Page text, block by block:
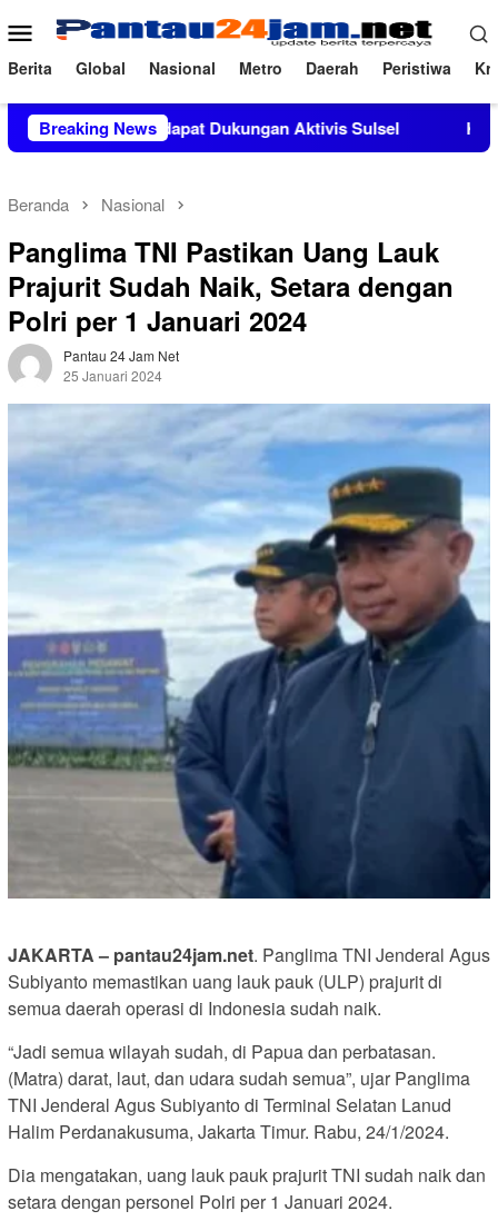
ke
konten
Menu
Mobile
Berita Global Nasional Metro Daerah Peristiwa
Breaking News
Mendapat Dukungan Aktivis Sulsel Kapolres
Beranda Nasional
Panglima TNI Pastikan Uang Lauk
Prajurit Sudah Naik, Setara dengan
Polri per 1 Januari 2024
Pantau 24 Jam Net
25 Januari 2024
JAKARTA – pantau24jam.net. Panglima TNI Jenderal Agus
Subiyanto memastikan uang lauk pauk (ULP) prajurit di
semua daerah operasi di Indonesia sudah naik.
“Jadi semua wilayah sudah, di Papua dan perbatasan.
(Matra) darat, laut, dan udara sudah semua”, ujar Panglima
TNI Jenderal Agus Subiyanto di Terminal Selatan Lanud
Halim Perdanakusuma, Jakarta Timur. Rabu, 24/1/2024.
Dia mengatakan, uang lauk pauk prajurit TNI sudah naik dan
setara dengan personel Polri per 1 Januari 2024.